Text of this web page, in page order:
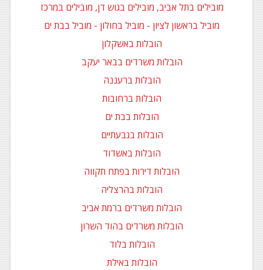
מובילים בתל אביב, מובילים בגוש דן, מובילים במרכז
מוביל בראשון לציון - מוביל בחולון - מוביל בבת ים
הובלות באשקלון
הובלות משרדים בבאר יעקב
הובלות ברעננה
הובלות ברחובות
הובלות בבת ים
הובלות בגבעתיים
הובלות באשדוד
הובלות דירות בפתח תקווה
הובלות בהרצליה
הובלות משרדים ברמת אביב
הובלות משרדים בהוד השרון
הובלות בלוד
הובלות באילת